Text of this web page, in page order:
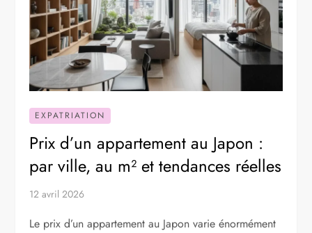
EXPATRIATION
Prix d’un appartement au Japon :
par ville, au m² et tendances réelles
12 avril 2026
Le prix d’un appartement au Japon varie énormément